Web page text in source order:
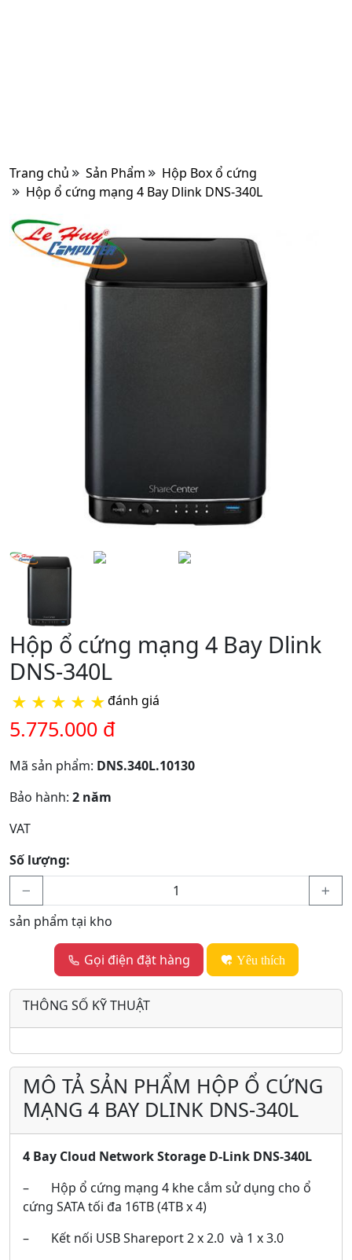
Trang chủ Sản Phẩm
Hộp Box ổ cứng
Hộp ổ cứng mạng 4 Bay Dlink DNS-340L
Hộp ổ cứng mạng 4 Bay Dlink
DNS-340L
★ ★ ★ ★ ★đánh giá
5.775.000 đ
Mã sản phẩm: DNS.340L.10130
Bảo hành: 2 năm
VAT
Số lượng:
sản phẩm tại kho
Gọi điện đặt hàng Yêu thích
THÔNG SỐ KỸ THUẬT
MÔ TẢ SẢN PHẨM HỘP Ổ CỨNG
MẠNG 4 BAY DLINK DNS-340L
4 Bay Cloud Network Storage D-Link DNS-340L
– Hộp ổ cứng mạng 4 khe cắm sử dụng cho ổ
cứng SATA tối đa 16TB (4TB x 4)
– Kết nối USB Shareport 2 x 2.0 và 1 x 3.0